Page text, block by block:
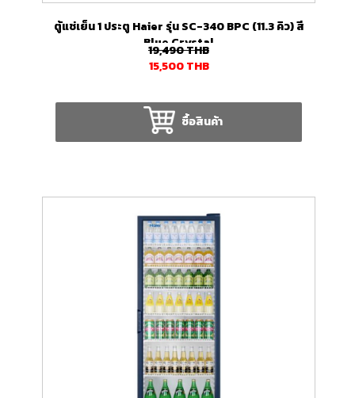
ตู้แช่เย็น 1 ประตู Haier รุ่น SC-340 BPC (11.3 คิว) สี
Blue Crystal
19,490THB
15,500THB
ซื้อสินค้า